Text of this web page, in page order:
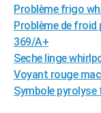
Art de vivre
Bien-être
Loisirs
Mode
Modes de vie
SANTE
Alimentation
Guide de la santé
Maladies
Médicaments
Sommeil
VOYAGE
Destinations
City break
Voyage nature
Voyage de noces
Forum
Climat
+PHOTO
GUIDES D'ACHAT
Problème frigo
Problème de
369/A+
Seche linge
Voyant rouge
Symbole